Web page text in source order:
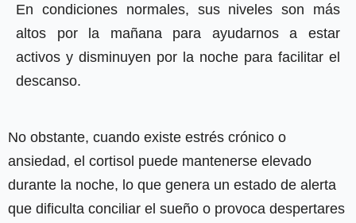
En condiciones normales, sus niveles son más
altos por la mañana para ayudarnos a estar
activos y disminuyen por la noche para facilitar el
descanso.
No obstante, cuando existe estrés crónico o
ansiedad, el cortisol puede mantenerse elevado
durante la noche, lo que genera un estado de alerta
que dificulta conciliar el sueño o provoca despertares